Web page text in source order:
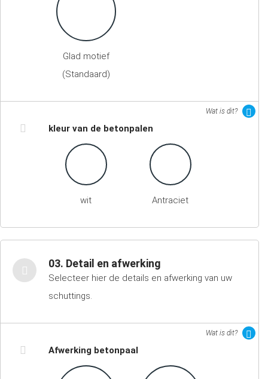
Glad motief
(Standaard)
Wat is dit?
kleur van de betonpalen
wit Antraciet
03. Detail en afwerking
Selecteer hier de details en afwerking van uw
schuttings.
Wat is dit?
Afwerking betonpaal